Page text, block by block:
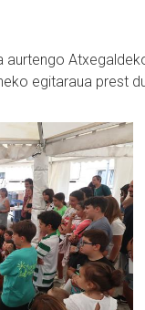
aurtengo
egitaraua prest